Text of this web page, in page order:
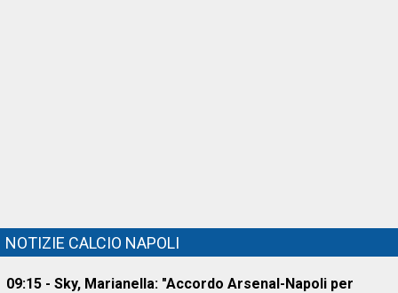
NOTIZIE CALCIO NAPOLI
09:15 - Sky, Marianella: "Accordo Arsenal-Napoli per